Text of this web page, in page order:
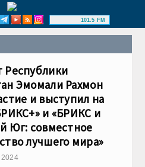
101.5 FM
Республики
Эмомали Рахмон
и выступил на
и «БРИКС и
Юг: совместное
лучшего мира»
2024